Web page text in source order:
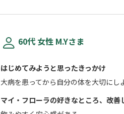
60代 女性 M.Yさま
はじめてみようと思ったきっかけ
大病を患ってから自分の体を大切にし
マイ・フローラの好きなところ、改善